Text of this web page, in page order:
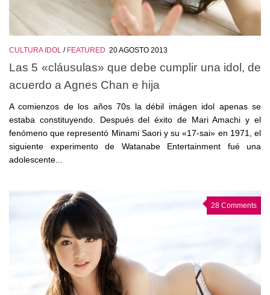
CULTURA IDOL / FEATURED 20 AGOSTO 2013
Las 5 «cláusulas» que debe cumplir una idol, de
acuerdo a Agnes Chan e hija
A comienzos de los años 70s la débil imágen idol apenas se
estaba constituyendo. Después del éxito de Mari Amachi y el
fenómeno que representó Minami Saori y su «17-sai» en 1971, el
siguiente experimento de Watanabe Entertainment fué una
adolescente...
28 Comments